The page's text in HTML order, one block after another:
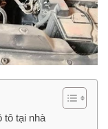
tô tại nhà